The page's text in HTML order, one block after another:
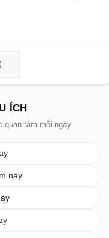
ÍCH
quan tâm mỗi ngày
nay